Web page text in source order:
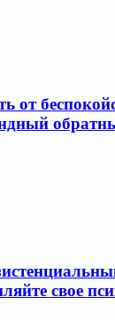
от
свое